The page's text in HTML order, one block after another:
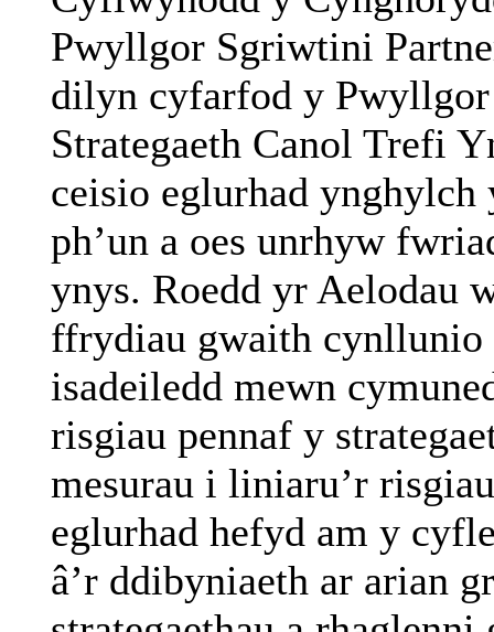
Pwyllgor Sgriwtini
dilyn cyfarfod y
Strategaeth Canol Trefi
ceisio eglurhad
ph’un a oes unrhyw
ynys. Roedd yr Aelodau
ffrydiau gwaith
isadeiledd mewn
risgiau pennaf y
mesurau i liniaru’r
eglurhad hefyd am y
â’r ddibyniaeth ar arian